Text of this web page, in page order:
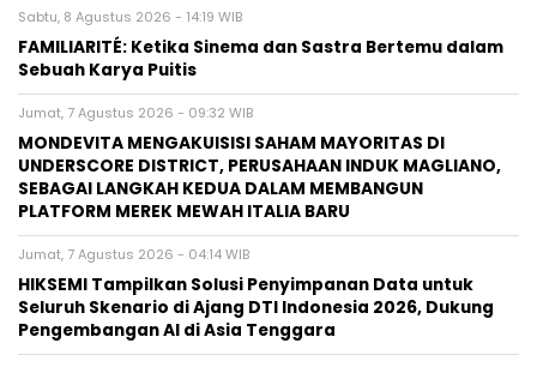
Sabtu, 8 Agustus 2026 - 14:19 WIB
FAMILIARITÉ: Ketika Sinema dan Sastra Bertemu dalam
Sebuah Karya Puitis
Jumat, 7 Agustus 2026 - 09:32 WIB
MONDEVITA MENGAKUISISI SAHAM MAYORITAS DI
UNDERSCORE DISTRICT, PERUSAHAAN INDUK MAGLIANO,
SEBAGAI LANGKAH KEDUA DALAM MEMBANGUN
PLATFORM MEREK MEWAH ITALIA BARU
Jumat, 7 Agustus 2026 - 04:14 WIB
HIKSEMI Tampilkan Solusi Penyimpanan Data untuk
Seluruh Skenario di Ajang DTI Indonesia 2026, Dukung
Pengembangan AI di Asia Tenggara